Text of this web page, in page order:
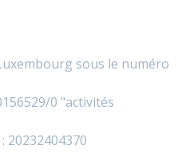
sous le numéro
0 "activités